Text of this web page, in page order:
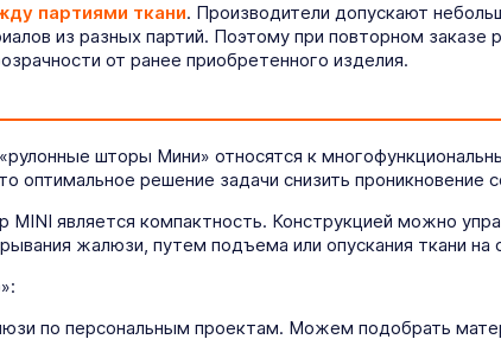
партиями ткани. Производители допускают
из разных партий. Поэтому при повторном
от ранее приобретенного изделия.
шторы Мини» относятся к
оптимальное решение задачи снизить
является компактность. Конструкцией можно
жалюзи, путем подъема или опускания ткани на
по персональным проектам. Можем подобрать